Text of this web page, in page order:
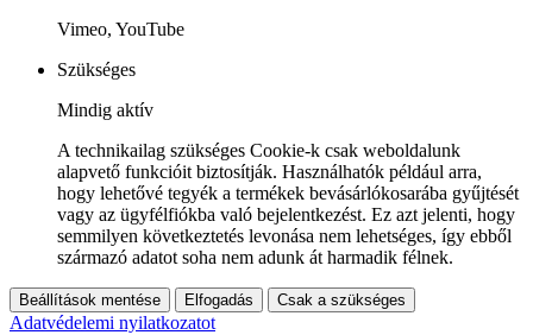
Vimeo, YouTube
Szükséges
Mindig aktív
A technikailag szükséges Cookie-k csak weboldalunk
alapvető funkcióit biztosítják. Használhatók például arra,
hogy lehetővé tegyék a termékek bevásárlókosarába gyűjtését
vagy az ügyfélfiókba való bejelentkezést. Ez azt jelenti, hogy
semmilyen következtetés levonása nem lehetséges, így ebből
származó adatot soha nem adunk át harmadik félnek.
Beállítások mentése Elfogadás Csak a szükséges
Adatvédelemi nyilatkozatot